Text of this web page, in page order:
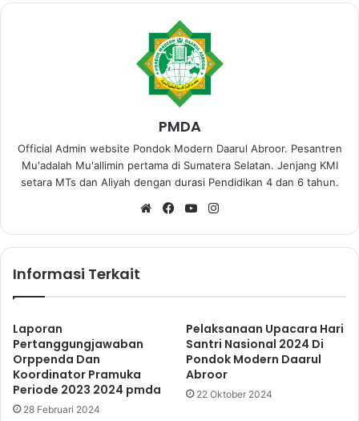
PMDA
Official Admin website Pondok Modern Daarul Abroor. Pesantren
Mu'adalah Mu'allimin pertama di Sumatera Selatan. Jenjang KMI
setara MTs dan Aliyah dengan durasi Pendidikan 4 dan 6 tahun.
We
te
Fa
bo
Yo
ub
ra
Informasi Terkait
Laporan
Pertanggungjawaban
Orppenda Dan
Koordinator Pramuka
Periode 2023 2024 pmda
28 Februari 2024
Pelaksanaan Upacara Hari
Santri Nasional 2024 Di
Pondok Modern Daarul
Abroor
22 Oktober 2024